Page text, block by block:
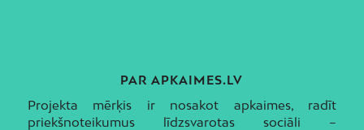
PAR APKAIMES.LV
Projekta mērķis ir nosakot apkaimes, radīt
priekšnoteikumus līdzsvarotas sociāli –